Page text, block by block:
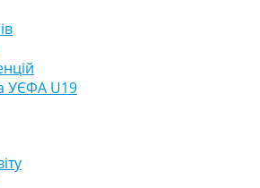
УЄФА U19